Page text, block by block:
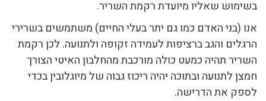
בשימוש שאליו מיועדת רקמת השריר.
אנו (בני האדם כמו גם יתר בעלי החיים) משתמשים בשרירי
הרגלים והגב ברציפות לעמידה זקופה ולתנועה. לכן רקמת
השריר תהיה כמעט כולה מורכבת מהחלבון האיטי הצורך
חמצן לתנועה ובתוכה יהיה ריכוז גבוה של מיוגלובין בכדי
לספק את הדרישה.